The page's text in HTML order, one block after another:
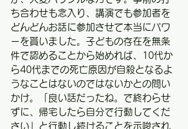
ち合わせも念入り、講演でも参加者を
どんどんお話に参加させて本当にパワ
ーを貰いました。子どもの存在を無条
件で認めることから始めれば、10代か
ら40代までの死亡原因が自殺となるよ
うなことはないのではないかとの問い
かけ。「良い話だったね。で終わらせ
ずに、帰宅したら自分で行動してくだ
さい」と行動し続けることを示唆され